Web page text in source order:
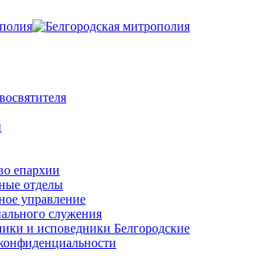
епархии
отделы
управление
служения
и исповедники Белгородские